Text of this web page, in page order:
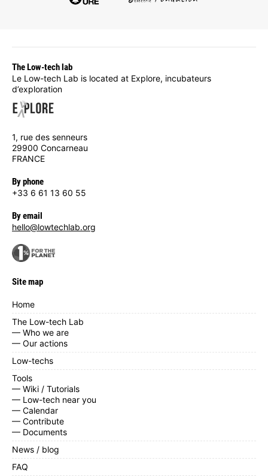
The Low-tech lab
Le Low-tech Lab is located at Explore, incubateurs
d’exploration
1, rue des senneurs
29900 Concarneau
FRANCE
By phone
+33 6 61 13 60 55
By email
hello@lowtechlab.org
Site map
Home
The Low-tech Lab
— Who we are
— Our actions
Low-techs
Tools
— Wiki / Tutorials
— Low-tech near you
— Calendar
— Contribute
— Documents
News / blog
FAQ